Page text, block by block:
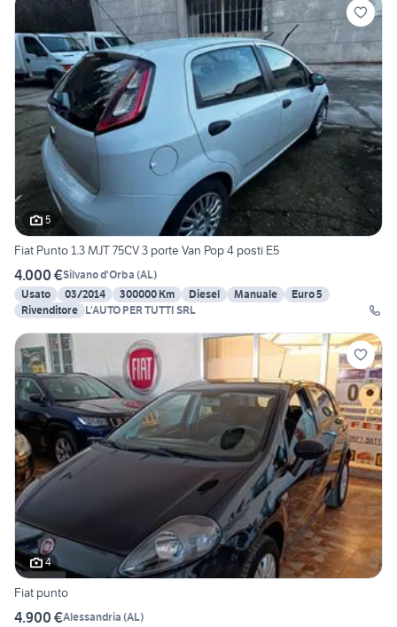
5
Fiat Punto 1.3 MJT 75CV 3 porte Van Pop 4 posti E5
4.000 €Silvano d'Orba (AL)
Usato
03/2014 300000 Km Diesel Manuale
Euro 5
Rivenditore L'AUTO PER TUTTI SRL
4
Fiat punto
4.900 €Alessandria (AL)